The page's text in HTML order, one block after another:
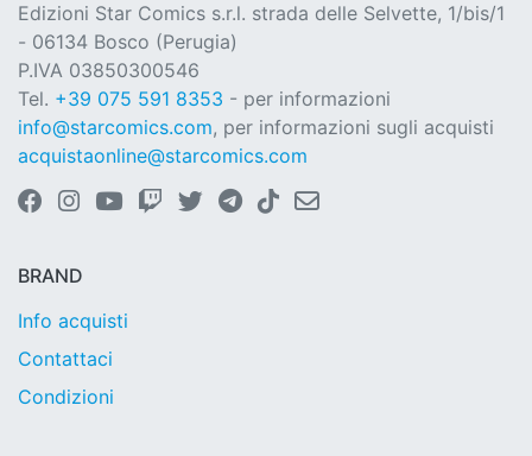
Edizioni Star Comics s.r.l. strada delle Selvette, 1/bis/1
- 06134 Bosco (Perugia)
P.IVA 03850300546
Tel. +39 075 591 8353 - per informazioni
info@starcomics.com, per informazioni sugli acquisti
acquistaonline@starcomics.com
BRAND
Info acquisti
Contattaci
Condizioni